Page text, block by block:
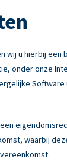
wij u hierbij
onder onze
waarbij